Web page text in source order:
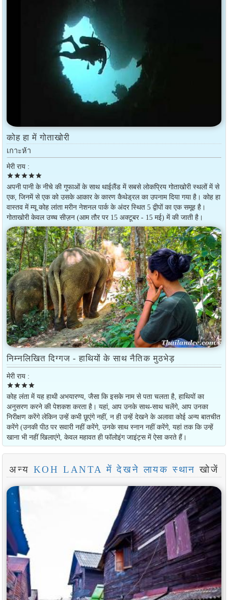
कोह हा में गोताखोरी
เกาะห้า
मेरी राय :
starstarstarstarstar
अपनी पानी के नीचे की गुफाओं के साथ थाईलैंड में सबसे लोकप्रिय गोताखोरी स्थलों में से
एक, जिनमें से एक को उसके आकार के कारण कैथेड्रल का उपनाम दिया गया है। कोह हा
वास्तव में म्यू कोह लांता मरीन नेशनल पार्क के अंदर स्थित 5 द्वीपों का एक समूह है।
गोताखोरी केवल उच्च सीज़न (आम तौर पर 15 अक्टूबर - 15 मई) में की जाती है।
निम्नलिखित दिग्गज - हाथियों के साथ नैतिक मुठभेड़
मेरी राय :
starstarstarstar
कोह लंता में यह हाथी अभयारण्य, जैसा कि इसके नाम से पता चलता है, हाथियों का
अनुसरण करने की पेशकश करता है। यहां, आप उनके साथ-साथ चलेंगे, आप उनका
निरीक्षण करेंगे लेकिन उन्हें कभी छूएंगे नहीं, न ही उन्हें देखने के अलावा कोई अन्य बातचीत
करेंगे (उनकी पीठ पर सवारी नहीं करेंगे, उनके साथ स्नान नहीं करेंगे, यहां तक ​​​​कि उन्हें
खाना भी नहीं खिलाएंगे, केवल महावत ही फॉलोइंग जाइंट्स में ऐसा करते हैं।
अन्य KOH LANTA में देखने लायक स्थान खोजें